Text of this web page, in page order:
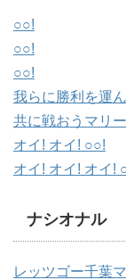
○○!
○○!
○○!
我らに勝利を運
共に戦おうマリ
オイ! オイ! ○○!
オイ! オイ! オイ!
ナシオナル
レッツゴー千葉